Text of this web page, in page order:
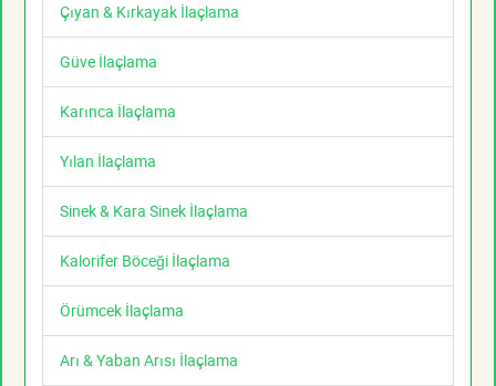
Çıyan & Kırkayak İlaçlama
Güve İlaçlama
Karınca İlaçlama
Yılan İlaçlama
Sinek & Kara Sinek İlaçlama
Kalorifer Böceği İlaçlama
Örümcek İlaçlama
Arı & Yaban Arısı İlaçlama